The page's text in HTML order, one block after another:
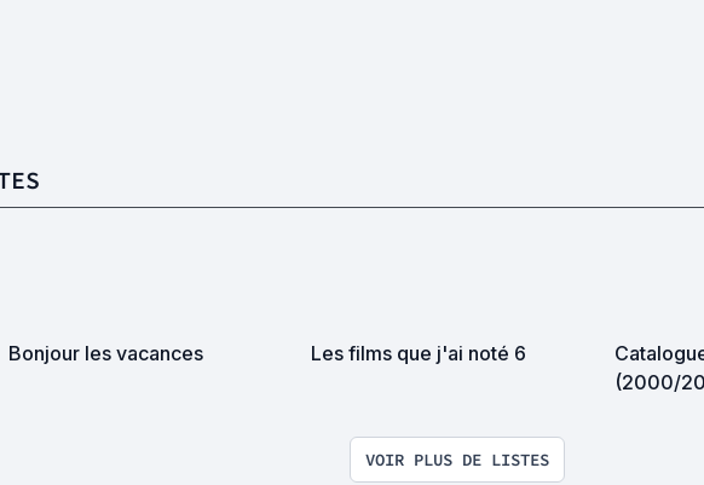
Bonjour les vacances Les films que j'ai noté 6
(2000/
VOIR PLUS DE LISTES